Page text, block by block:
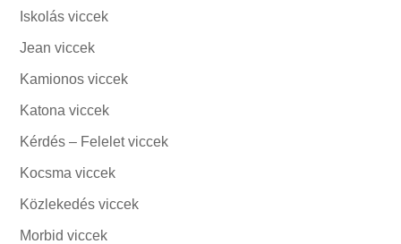
Iskolás viccek
Jean viccek
Kamionos viccek
Katona viccek
Kérdés – Felelet viccek
Kocsma viccek
Közlekedés viccek
Morbid viccek